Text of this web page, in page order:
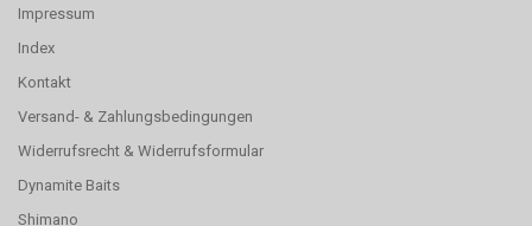
Impressum
Index
Kontakt
Versand- & Zahlungsbedingungen
Widerrufsrecht & Widerrufsformular
Dynamite Baits
Shimano